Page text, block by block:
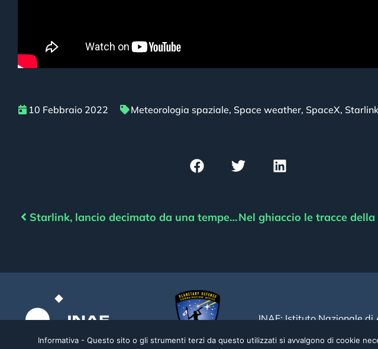
10 Febbraio 2022 Meteorologia spaziale, Space weather, SpaceX, Starlink
Starlink, lancio decimato da una tempesta solare
INAF: Istituto Nazionale
Informativa - Questo sito o gli strumenti terzi da questo utilizzati si avvalgono di cookie